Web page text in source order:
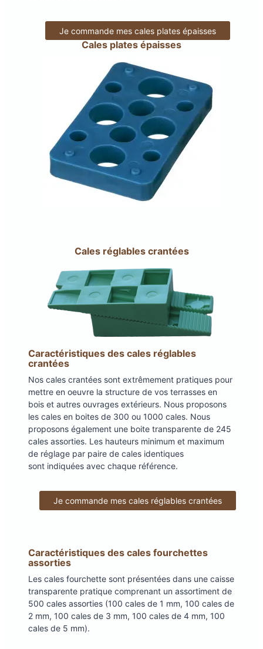
Je commande mes cales plates épaisses
Cales plates épaisses
Cales réglables crantées
Caractéristiques des cales réglables
crantées
Nos cales crantées sont extrêmement pratiques pour
mettre en oeuvre la structure de vos terrasses en
bois et autres ouvrages extérieurs. Nous proposons
les cales en boites de 300 ou 1000 cales. Nous
proposons également une boite transparente de 245
cales assorties. Les hauteurs minimum et maximum
de réglage par paire de cales identiques
sont indiquées avec chaque référence.
Je commande mes cales réglables crantées
Caractéristiques des cales fourchettes
assorties
Les cales fourchette sont présentées dans une caisse
transparente pratique comprenant un assortiment de
500 cales assorties (100 cales de 1 mm, 100 cales de
2 mm, 100 cales de 3 mm, 100 cales de 4 mm, 100
cales de 5 mm).